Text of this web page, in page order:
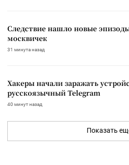
Следствие нашло новые
москвичек
31 минута назад
Хакеры начали заражать
русскоязычный Telegram
40 минут назад
Показать